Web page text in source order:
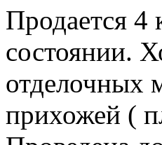
Продается 4
состоянии.
отделочных
прихожей (